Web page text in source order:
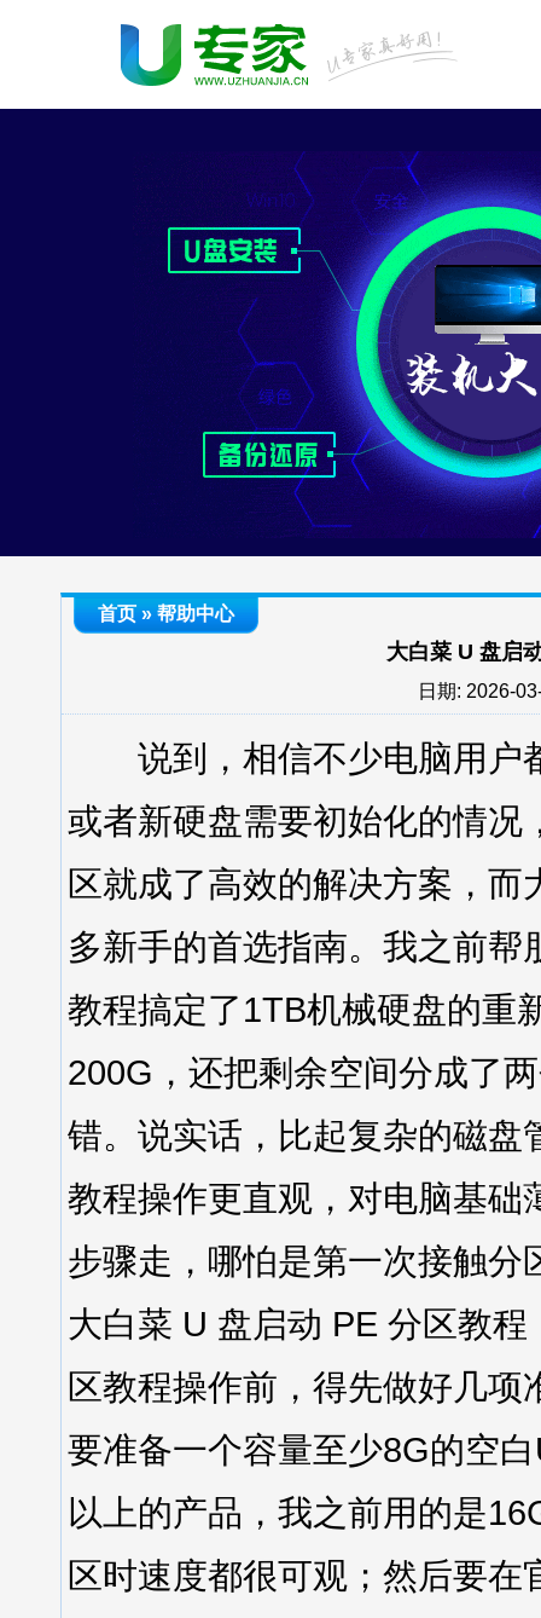
首页»帮助中心
大白菜 U 盘启
日期: 2026-
说到，相信不少电脑用户
或者新硬盘需要初始化的情况
区就成了高效的解决方案，
多新手的首选指南。我之前
教程搞定了1TB机械硬盘的重
200G，还把剩余空间分成了
错。说实话，比起复杂的磁盘
教程操作更直观，对电脑基础
步骤走，哪怕是第一次接触
大白菜 U 盘启动 PE 分区教
区教程操作前，得先做好几
要准备一个容量至少8G的空
以上的产品，我之前用的是
区时速度都很可观；然后要